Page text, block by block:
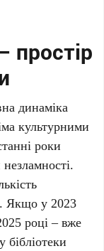
простір
динаміка
культурними
роки
Якщо у2023
році– вже
бібліотеки